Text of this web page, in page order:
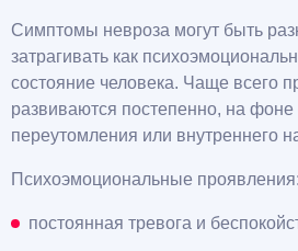
Симптомы невроза могут быть
затрагивать как
состояние человека. Чаще всего
развиваются постепенно, на фоне
переутомления или внутреннего
Психоэмоциональные проявления:
постоянная тревога и